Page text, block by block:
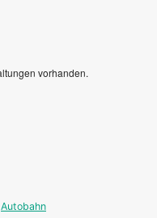
vorhanden.
Autobahn